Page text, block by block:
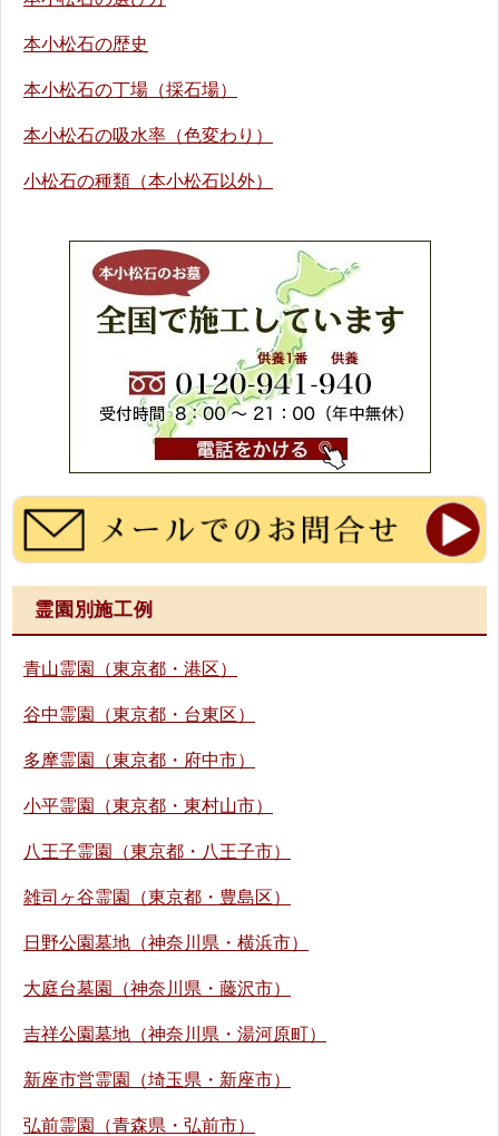
本小松石の歴史
本小松石の丁場（採石場）
本小松石の吸水率（色変わり）
小松石の種類（本小松石以外）
霊園別施工例
青山霊園（東京都・港区）
谷中霊園（東京都・台東区）
多摩霊園（東京都・府中市）
小平霊園（東京都・東村山市）
八王子霊園（東京都・八王子市）
雑司ヶ谷霊園（東京都・豊島区）
日野公園墓地（神奈川県・横浜市）
大庭台墓園（神奈川県・藤沢市）
吉祥公園墓地（神奈川県・湯河原町）
新座市営霊園（埼玉県・新座市）
弘前霊園（青森県・弘前市）